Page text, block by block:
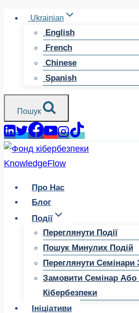
ПерейтиUkrainian
English
French
Chinese
Spanish
Пошук
Про Нас
Блог
Події
Переглянути Події
Пошук Минулих Подій
Переглянути Семінари
Замовити Семінар Або
Кібербезпеки
Ініціативи